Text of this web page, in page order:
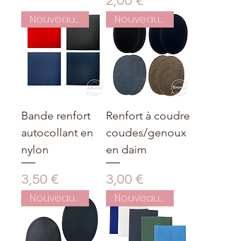
Nouveauté
Bande renfort
autocollant en
nylon
Prix
3,50 €
Nouveauté
Renfort à coudre
coudes/genoux
en daim
Prix
3,00 €
Nouveauté
Nouveauté